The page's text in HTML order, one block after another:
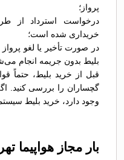
پرواز؛
درخواست استرداد از
خریداری شده است؛
در صورت تأخیر یا لغو
بلیط بدون جریمه انجام
قبل از خرید بلیط، حتماً
گچساران را بررسی کنید.
وجود دارد، خرید بلیط
بار مجاز هواپیما